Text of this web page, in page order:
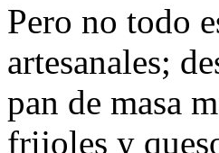
Pero no todo
artesanales;
pan de masa
frijoles y